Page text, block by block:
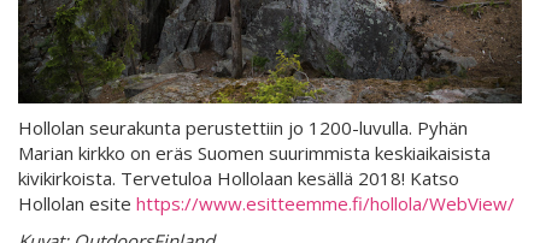
Hollolan seurakunta perustettiin jo 1200-luvulla. Pyhän
Marian kirkko on eräs Suomen suurimmista keskiaikaisista
kivikirkoista. Tervetuloa Hollolaan kesällä 2018! Katso
Hollolan esite https://www.esitteemme.fi/hollola/WebView/